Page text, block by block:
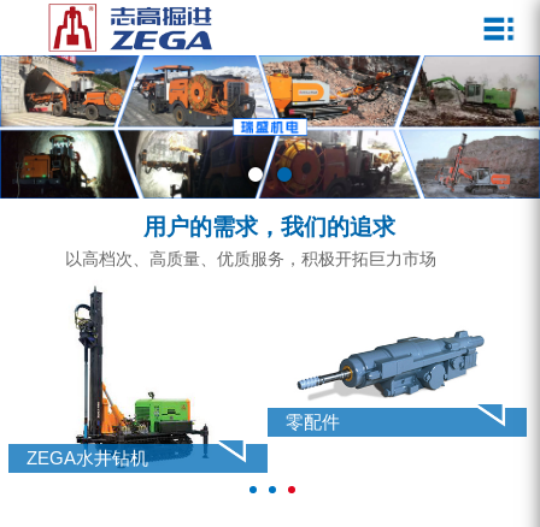
企业文化
发展历程
资质荣誉
宣传视频
公司新闻
行业动态
ZEGA一体式潜孔钻机
ZEGA地下掘进台车
ZEGA小型一体式露天钻机
ZEGA全液压顶锤钻机
零配件
锚固钻机系列
FY水井钻车系列
服务介绍
服务中心
营销网络
用户的需求，我们的追求
以高档次、高质量、优质服务，积极开拓巨力市场
ZEGA水井钻机
零配件